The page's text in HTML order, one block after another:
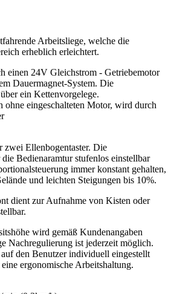
Arbeitsliege, welche die
erheblich erleichtert.
einen 24V Gleichstrom - Getriebemotor
Dauermagnet-System. Die
ein Kettenvorgelege.
ohne eingeschalteten Motor, wird durch
Ellenbogentaster. Die
Bedienaramtur stufenlos einstellbar
immer konstant gehalten,
und leichten Steigungen bis 10%.
dient zur Aufnahme von Kisten oder
wird gemäß Kundenangaben
Nachregulierung ist jederzeit möglich.
den Benutzer individuell eingestellt
ergonomische Arbeitshaltung.